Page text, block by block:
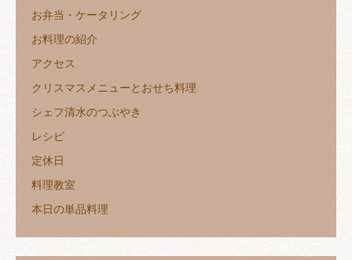
お弁当・ケータリング
お料理の紹介
アクセス
クリスマスメニューとおせち料理
シェフ清水のつぶやき
レシピ
定休日
料理教室
本日の単品料理